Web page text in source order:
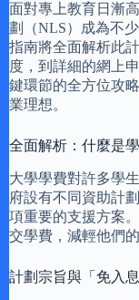
面對專上教育日漸
劃（NLS）成為不
指南將全面解析此
度，到詳細的網上
鍵環節的全方位攻
業理想。
全面解析：什麼是
大學學費對許多學
府設有不同資助計
項重要的支援方案
交學費，減輕他們
計劃宗旨與「免入